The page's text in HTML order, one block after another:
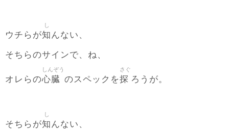
ウチらが知
し
んない、
そちらのサインで、ね、
オレらの心臓
しんぞう
のスペックを探
さぐ
ろうが。
そちらが知
し
んない、